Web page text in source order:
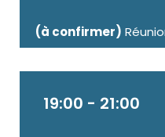
(à confirmer)
19:00 - 21:00